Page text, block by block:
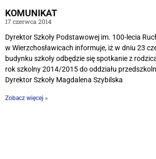
KOMUNIKAT
17 czerwca 2014
Dyrektor Szkoły Podstawowej im. 100-lecia
w Wierzchosławicach informuje, iż w dniu 23
budynku szkoły odbędzie się spotkanie z
rok szkolny 2014/2015 do oddziału
Dyrektor Szkoły Magdalena Szybilska
Zobacz więcej »